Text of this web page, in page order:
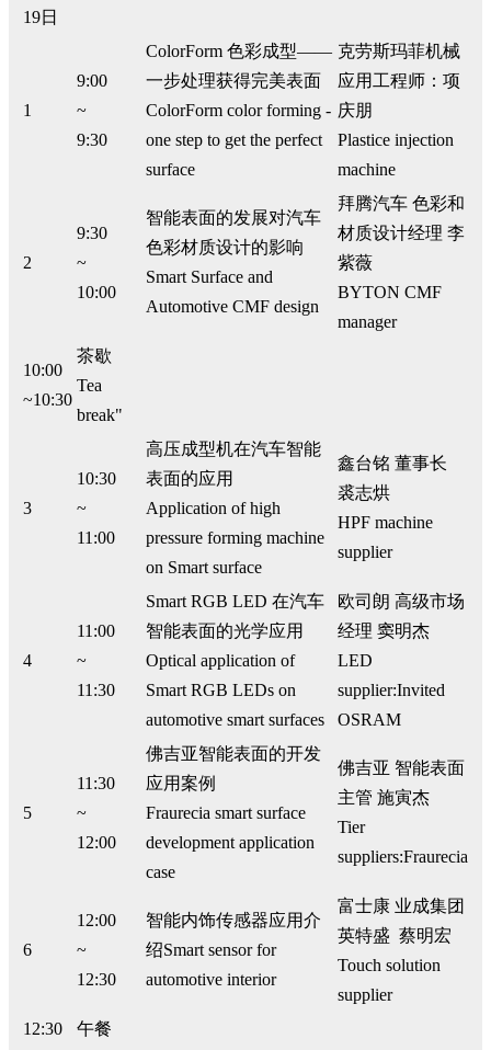
19日
1
9:00
~
9:30
ColorForm 色彩成型——
一步处理获得完美表面
ColorForm color forming -
one step to get the perfect
surface
克劳斯玛菲机械
应用工程师：项
庆朋
Plastice injection
machine
2
9:30
~
10:00
智能表面的发展对汽车
色彩材质设计的影响
Smart Surface and
Automotive CMF design
拜腾汽车 色彩和
材质设计经理 李
紫薇
BYTON CMF
manager
10:00
~10:30
茶歇
Tea
break"
3
10:30
~
11:00
高压成型机在汽车智能
表面的应用
Application of high
pressure forming machine
on Smart surface
鑫台铭 董事长
裘志烘
HPF machine
supplier
4
11:00
~
11:30
Smart RGB LED 在汽车
智能表面的光学应用
Optical application of
Smart RGB LEDs on
automotive smart surfaces
欧司朗 高级市场
经理 窦明杰
LED
supplier:Invited
OSRAM
5
11:30
~
12:00
佛吉亚智能表面的开发
应用案例
Fraurecia smart surface
development application
case
佛吉亚 智能表面
主管 施寅杰
Tier
suppliers:Fraurecia
6
12:00
~
12:30
智能内饰传感器应用介
绍Smart sensor for
automotive interior
富士康 业成集团
英特盛 蔡明宏
Touch solution
supplier
12:30
午餐